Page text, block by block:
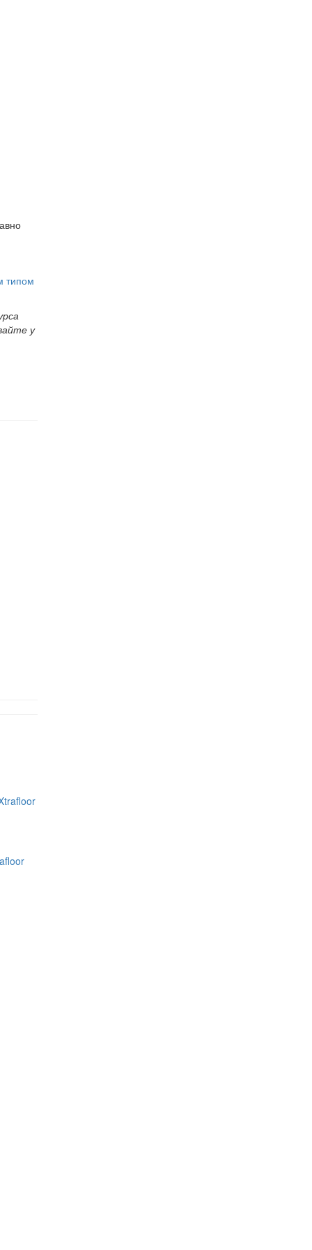
типом
у